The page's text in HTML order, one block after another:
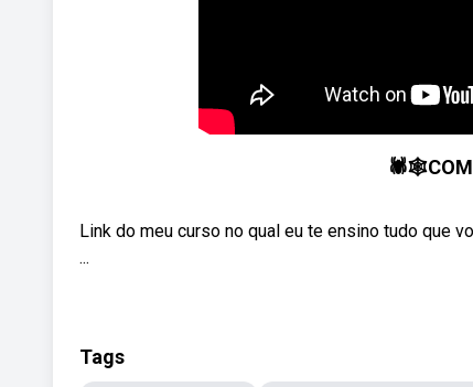
Link do meu curso no qual eu te ensino tudo que
...
Tags